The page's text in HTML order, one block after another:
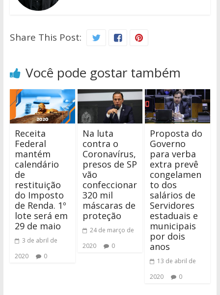
Share This Post:
Você pode gostar também
Receita
Federal
mantém
calendário
de
restituição
do Imposto
de Renda. 1º
lote será em
29 de maio
3 de abril de
2020
0
Na luta
contra o
Coronavírus,
presos de SP
vão
confeccionar
320 mil
máscaras de
proteção
24 de março de
2020
0
Proposta do
Governo
para verba
extra prevê
congelamen
to dos
salários de
Servidores
estaduais e
municipais
por dois
anos
13 de abril de
2020
0